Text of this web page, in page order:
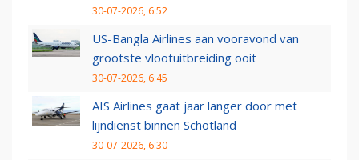
30-07-2026, 6:52
US-Bangla Airlines aan vooravond van
grootste vlootuitbreiding ooit
30-07-2026, 6:45
AIS Airlines gaat jaar langer door met
lijndienst binnen Schotland
30-07-2026, 6:30